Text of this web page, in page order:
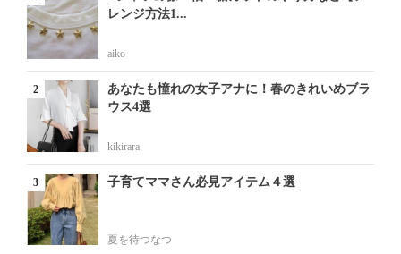
レンジ方法1...
aiko
あなたも憧れの女子アナに！春のきれいめブラ
ウス4選
kikirara
子育てママさん必見アイテム４選
夏を待つなつ